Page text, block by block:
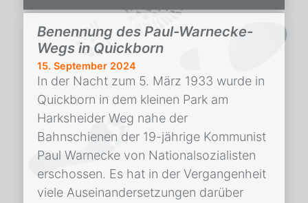
Benennung des Paul-Warnecke-
Wegs in Quickborn
15. September 2024
In der Nacht zum 5. März 1933 wurde in
Quickborn in dem kleinen Park am
Harksheider Weg nahe der
Bahnschienen der 19-jährige Kommunist
Paul Warnecke von Nationalsozialisten
erschossen. Es hat in der Vergangenheit
viele Auseinandersetzungen darüber